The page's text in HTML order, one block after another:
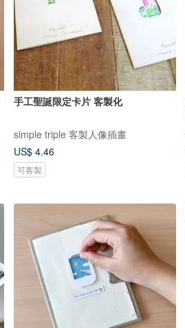
手工聖誕限定卡片 客製化
simple triple 客製人像插畫
US$ 4.46
可客製